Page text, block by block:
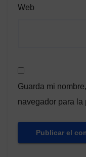
Web
Guarda mi
navegador para la